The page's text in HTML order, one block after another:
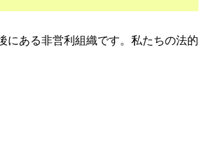
にある非営利組織です。私たちの法的